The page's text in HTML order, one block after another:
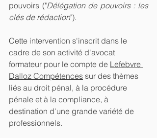
pouvoirs ("Délégation de pouvoirs : les
clés de rédaction").
Cette intervention s'inscrit dans le
cadre de son activité d'avocat
formateur pour le compte de Lefebvre
Dalloz Compétences sur des thèmes
liés au droit pénal, à la procédure
pénale et à la compliance, à
destination d'une grande variété de
professionnels.